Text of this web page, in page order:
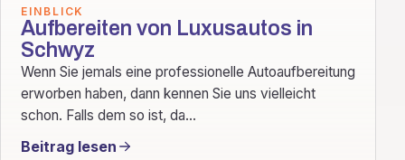
EINBLICK
Aufbereiten von Luxusautos in
Schwyz
Wenn Sie jemals eine professionelle Autoaufbereitung
erworben haben, dann kennen Sie uns vielleicht
schon. Falls dem so ist, da...
Beitrag lesen